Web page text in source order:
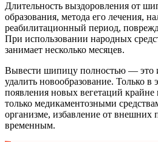
Длительность выздоровления от
образования, метода его лечения,
реабилитационный период,
При использовании народных
занимает несколько месяцев.
Вывести шипицу полностью — это
удалить новообразование. Только в
появления новых вегетаций
только медикаментозными
организме, избавление от внешних
временным.